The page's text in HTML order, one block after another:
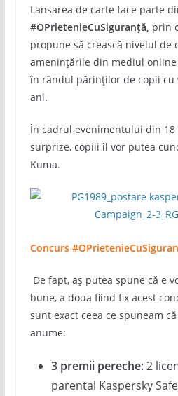
Lansarea de carte face parte
#OPrietenieCuSiguranță, prin
propune să crească nivelul de
amenințările din mediul
în rândul părinților de copii cu
ani.
În cadrul evenimentului din 18
surprize, copiii îl vor putea
Kuma.
Concurs
De fapt, aș putea spune că e
bune, a doua fiind fix acest
sunt exact ceea ce spuneam
anume:
3 premii pereche: 2
parental Kaspersky